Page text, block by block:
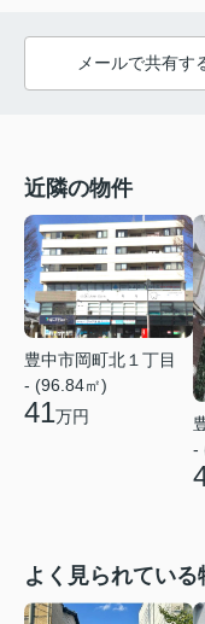
メールで共有す
近隣の物件
豊中市岡町北１丁目
- (96.84㎡)
41万円
-
よく見られている